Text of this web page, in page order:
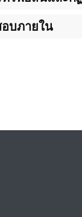
บภายใน